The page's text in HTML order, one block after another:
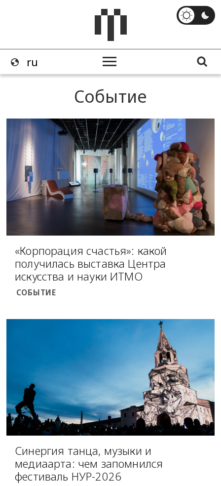
Событие
«Корпорация счастья»: какой
получилась выставка Центра
искусства и науки ИТМО
СОБЫТИЕ
Синергия танца, музыки и
медиаарта: чем запомнился
фестиваль НУР-2026